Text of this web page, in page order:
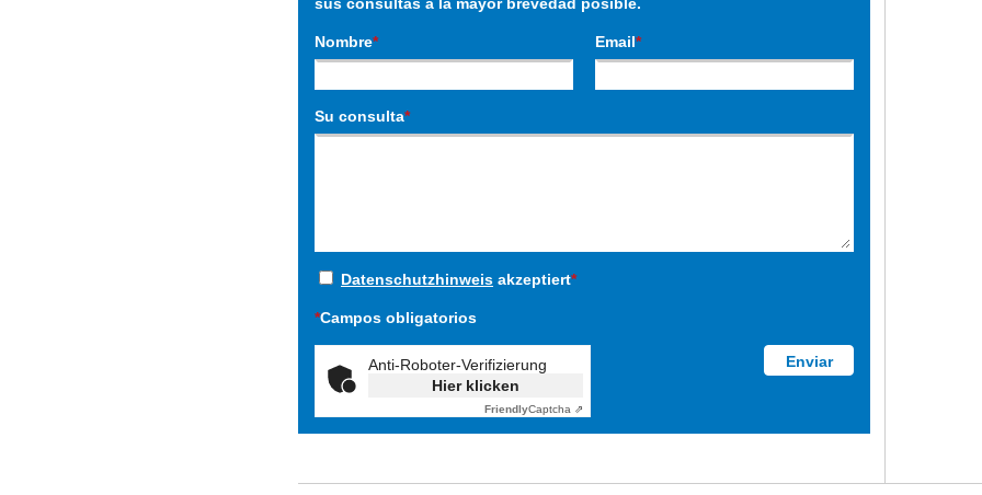
Nombre* Email*
Su consulta*
Datenschutzhinweis akzeptiert*
*Campos obligatorios
Anti-Roboter-Verifizierung
Hier klicken
FriendlyCaptcha ⇗